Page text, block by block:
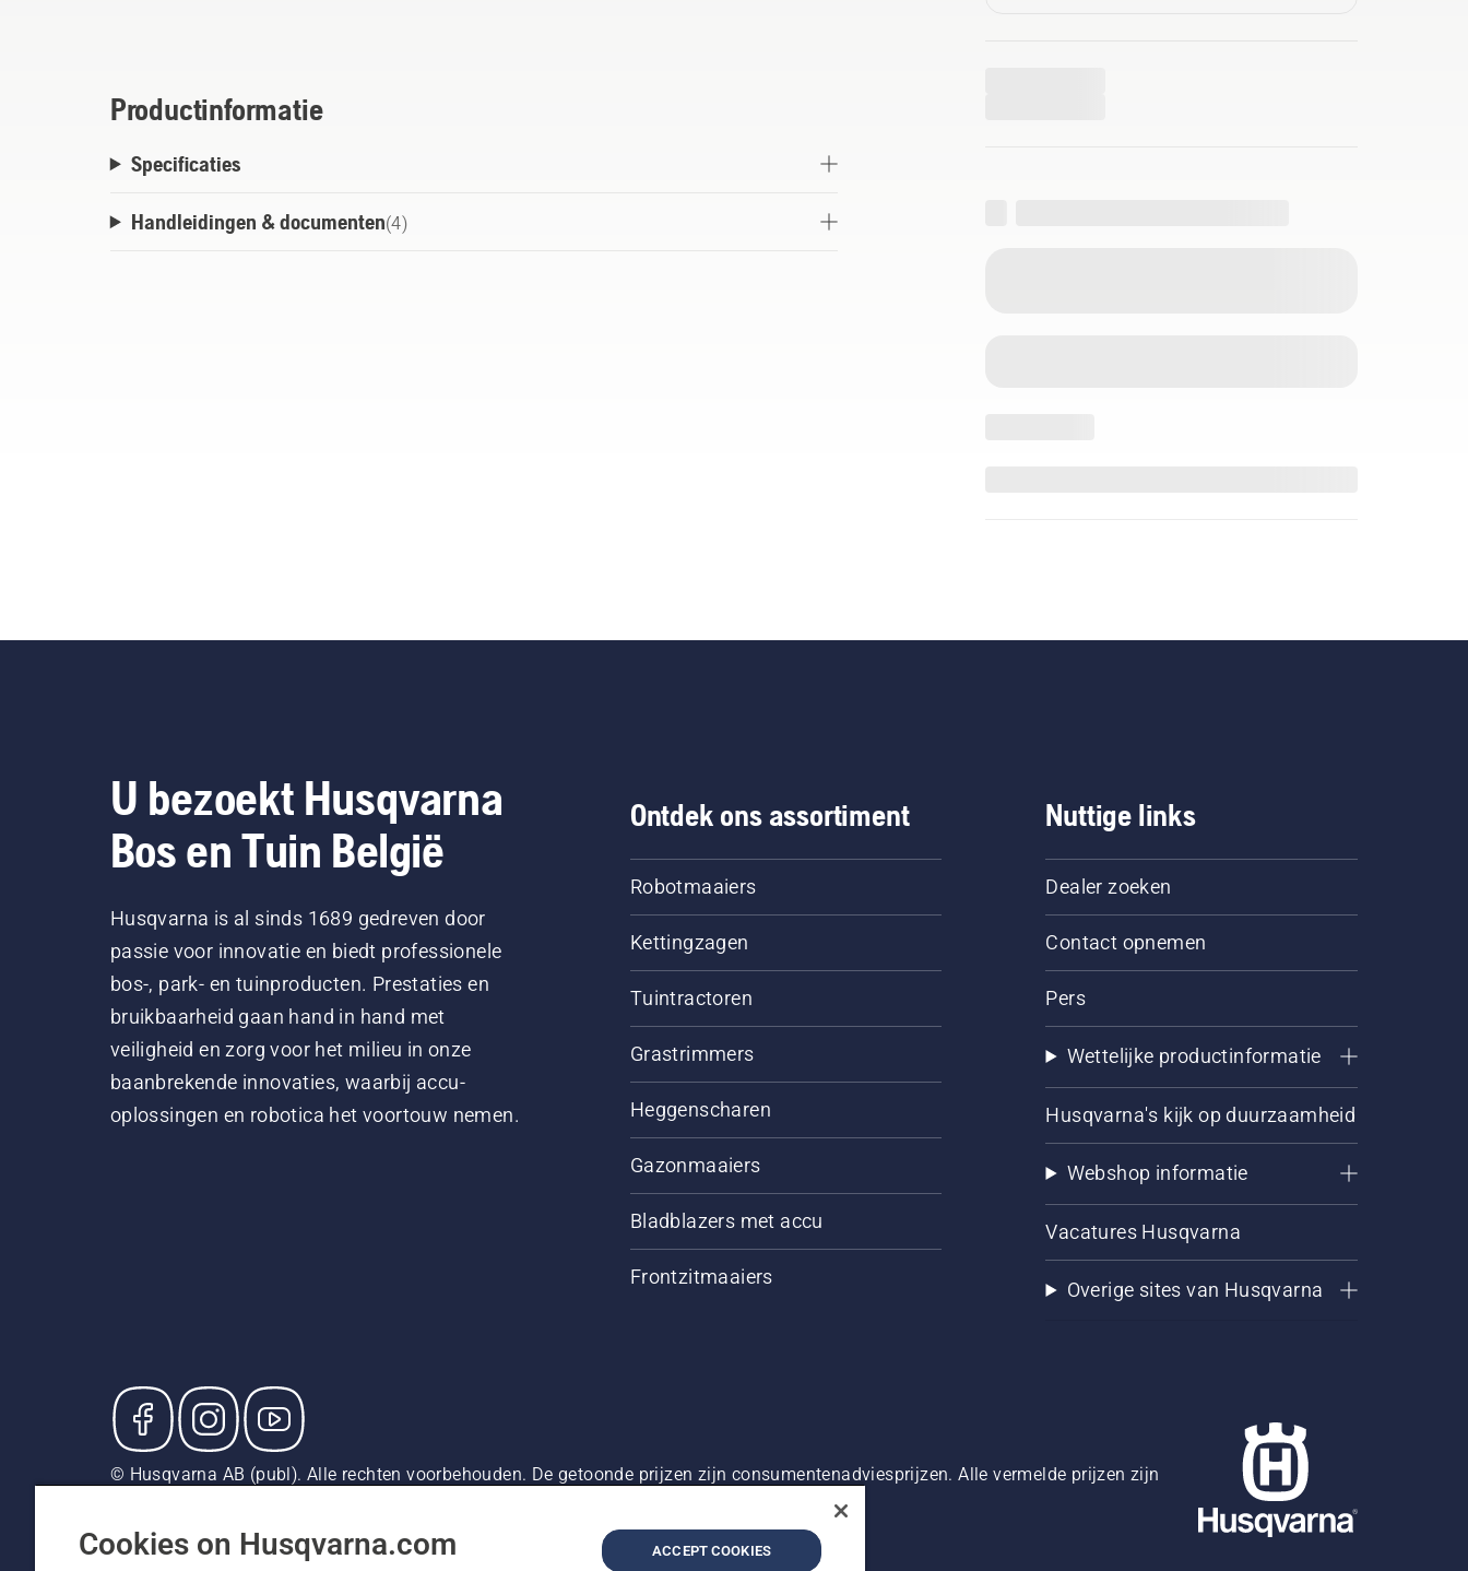
Productinformatie
Specificaties
Handleidingen & documenten(4)
U bezoekt Husqvarna
Bos en Tuin België
Husqvarna is al sinds 1689 gedreven door
passie voor innovatie en biedt professionele
bos-, park- en tuinproducten. Prestaties en
bruikbaarheid gaan hand in hand met
veiligheid en zorg voor het milieu in onze
baanbrekende innovaties, waarbij accu-
oplossingen en robotica het voortouw nemen.
Ontdek ons assortiment
Robotmaaiers
Kettingzagen
Tuintractoren
Grastrimmers
Heggenscharen
Gazonmaaiers
Bladblazers met accu
Frontzitmaaiers
Nuttige links
Dealer zoeken
Contact opnemen
Pers
Wettelijke productinformatie
Husqvarna's kijk op duurzaamheid
Webshop informatie
Vacatures Husqvarna
Overige sites van Husqvarna
© Husqvarna AB (publ). Alle rechten voorbehouden. De getoonde prijzen zijn consumentenadviesprijzen. Alle vermelde prijzen zijn
Cookiebeleid Meld vermoedelijke schendingen
Cookies on Husqvarna.com ACCEPT COOKIES